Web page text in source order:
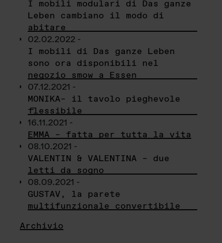
I mobili modulari di Das ganze
Leben cambiano il modo di
abitare
02.02.2022 -
I mobili di Das ganze Leben
sono ora disponibili nel
negozio smow a Essen
07.12.2021 -
MONIKA– il tavolo pieghevole
flessibile
16.11.2021 -
EMMA – fatta per tutta la vita
08.10.2021 -
VALENTIN & VALENTINA – due
letti da sogno
08.09.2021 -
GUSTAV, la parete
multifunzionale convertibile
Archivio